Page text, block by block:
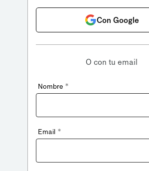
Con Google
O con tu email
Nombre *
Email *